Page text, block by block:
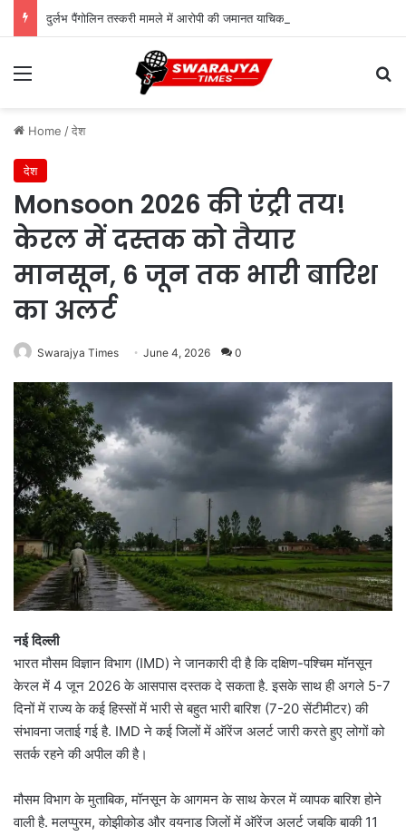
दुर्लभ पैंगोलिन तस्करी मामले में आरोपी की जमानत याचिका खारिज
Menu
Home /देश
देश
Monsoon 2026 की एंट्री तय!
केरल में दस्तक को तैयार
मानसून, 6 जून तक भारी बारिश
का अलर्ट
Swarajya Times June 4, 2026 0
नई दिल्ली
भारत मौसम विज्ञान विभाग (IMD) ने जानकारी दी है कि दक्षिण-पश्चिम मॉनसून
केरल में 4 जून 2026 के आसपास दस्तक दे सकता है. इसके साथ ही अगले 5-7
दिनों में राज्य के कई हिस्सों में भारी से बहुत भारी बारिश (7-20 सेंटीमीटर) की
संभावना जताई गई है. IMD ने कई जिलों में ऑरेंज अलर्ट जारी करते हुए लोगों को
सतर्क रहने की अपील की है।
मौसम विभाग के मुताबिक, मॉनसून के आगमन के साथ केरल में व्यापक बारिश होने
वाली है. मलप्पुरम, कोझीकोड और वयनाड जिलों में ऑरेंज अलर्ट जबकि बाकी 11